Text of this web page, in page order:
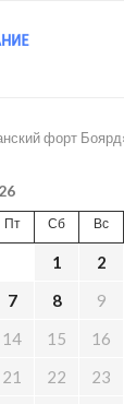
форт
Пт Сб Вс
1
2
7 8
9
14 15
16
21 22
23